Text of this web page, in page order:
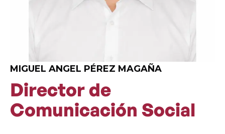
MIGUEL ANGEL PÉREZ MAGAÑA
Director de
Comunicación Social